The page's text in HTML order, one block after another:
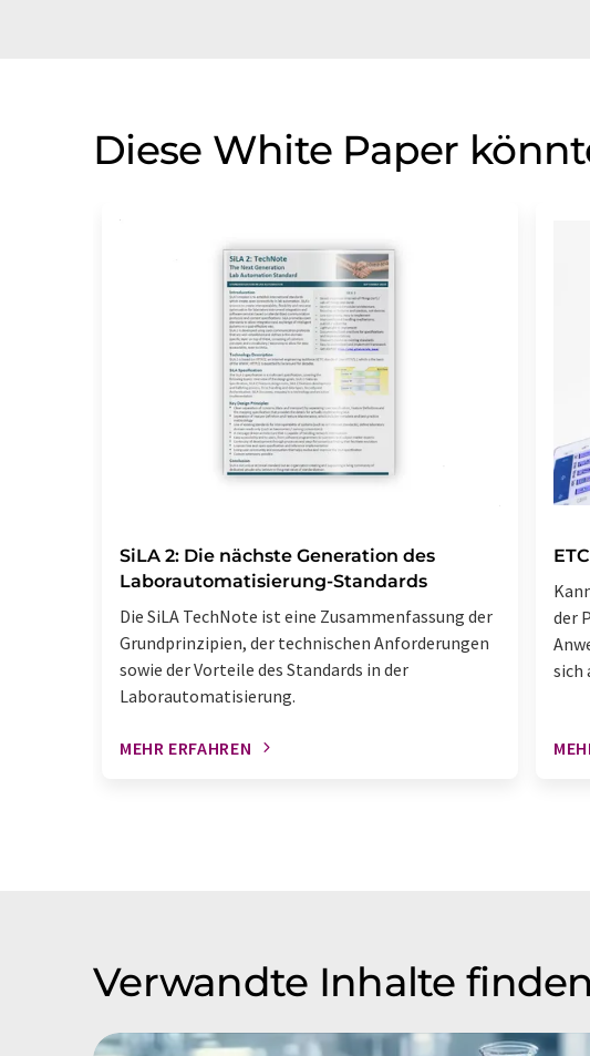
Diese White Paper
SiLA 2: Die nächste Generation des
Laborautomatisierung-Standards
Die SiLA TechNote ist eine Zusammenfassung der
Grundprinzipien, der technischen Anforderungen
sowie der Vorteile des Standards in der
Laborautomatisierung.
MEHR ERFAHREN
der
sich
Verwandte Inhalte